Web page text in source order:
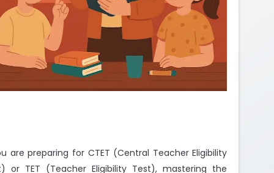
are preparing for CTET (Central Teacher Eligibility
or TET (Teacher Eligibility Test), mastering the